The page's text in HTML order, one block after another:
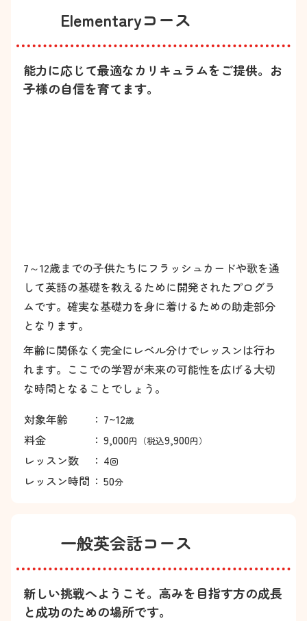
Elementaryコース
能力に応じて最適なカリキュラムをご提供。お
子様の自信を育てます。
7～12歳までの子供たちにフラッシュカードや歌を通
して英語の基礎を教えるために開発されたプログラ
ムです。確実な基礎力を身に着けるための助走部分
となります。
年齢に関係なく完全にレベル分けでレッスンは行わ
れます。ここでの学習が未来の可能性を広げる大切
な時間となることでしょう。
対象年齢
： 7~12歳
料金 ： 9,000円（税込9,900円）
レッスン数 ： 4回
レッスン時間 ： 50分
一般英会話コース
新しい挑戦へようこそ。高みを目指す方の成長
と成功のための場所です。